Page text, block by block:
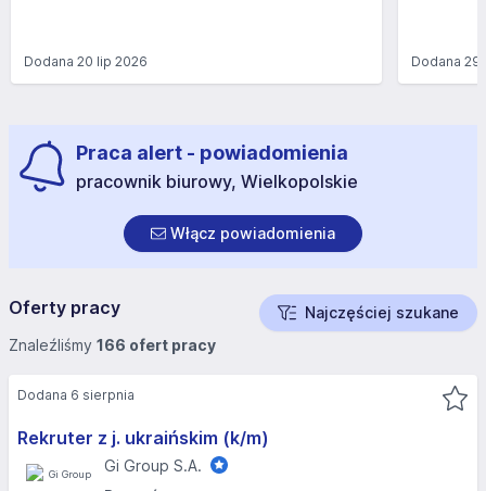
Dodana 20 lip 2026 Dodana29
Praca alert - powiadomienia
pracownik biurowy, Wielkopolskie
Włącz powiadomienia
Oferty pracy
Najczęściej szukane
Znaleźliśmy 166 ofert pracy
Rekruter z j. ukraińskim (k/m)
Gi Group S.A.
Dodana 6 sierpnia